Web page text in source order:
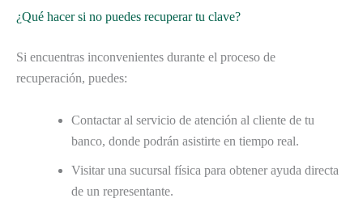
¿Qué hacer si no puedes recuperar tu clave?
Si encuentras inconvenientes durante el proceso de
recuperación, puedes:
Contactar al servicio de atención al cliente de tu
banco, donde podrán asistirte en tiempo real.
Visitar una sucursal física para obtener ayuda directa
de un representante.